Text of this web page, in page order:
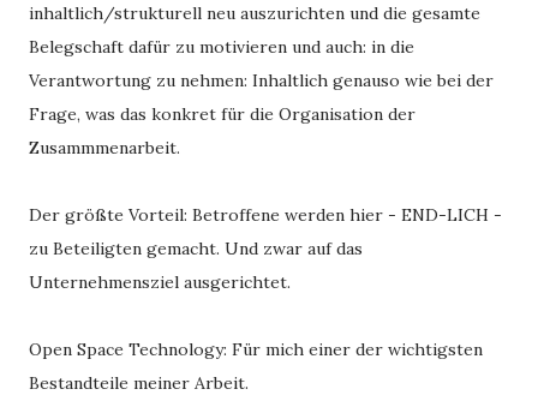
inhaltlich/strukturell neu auszurichten und die gesamte
Belegschaft dafür zu motivieren und auch: in die
Verantwortung zu nehmen: Inhaltlich genauso wie bei der
Frage, was das konkret für die Organisation der
Zusammmenarbeit.
Der größte Vorteil: Betroffene werden hier - END-LICH -
zu Beteiligten gemacht. Und zwar auf das
Unternehmensziel ausgerichtet.
Open Space Technology: Für mich einer der wichtigsten
Bestandteile meiner Arbeit.